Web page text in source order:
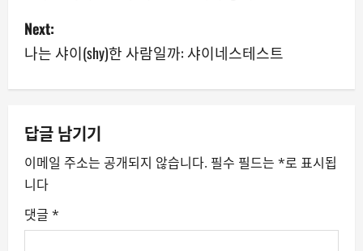
s
t
n
a
v
i
g
Next:
나는 샤이(shy)한 사람일까: 샤이네스테스트
답글 남기기
이메일 주소는 공개되지 않습니다. 필수 필드는 *로 표시됩
니다
댓글 *